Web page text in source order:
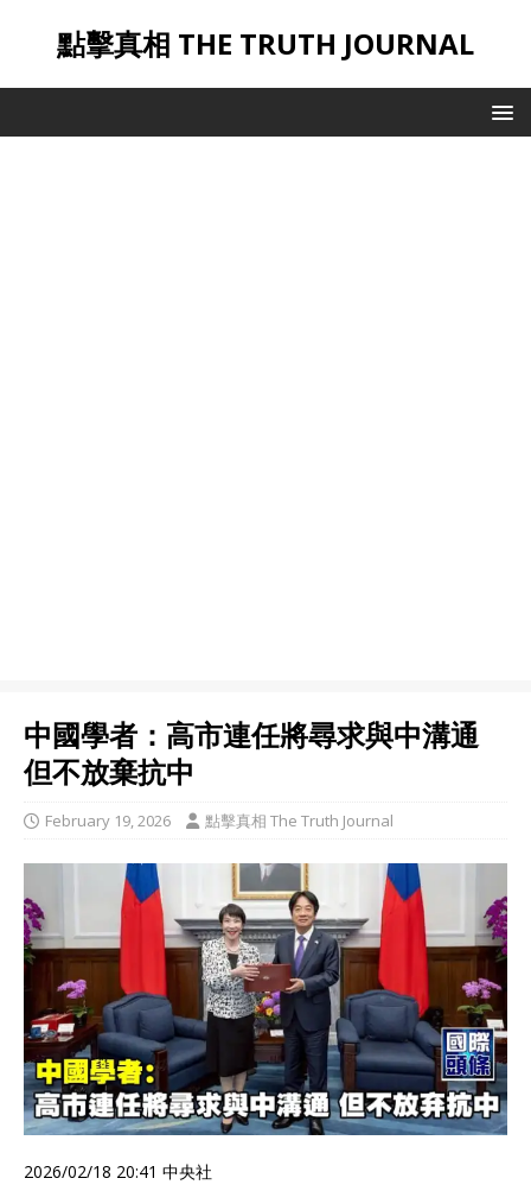
點擊真相 THE TRUTH JOURNAL
中國學者：高市連任將尋求與中溝通
但不放棄抗中
February 19, 2026 點擊真相 The Truth Journal
2026/02/18 20:41 中央社